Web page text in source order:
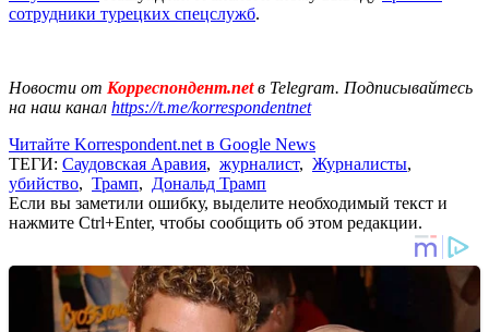
сотрудники турецких спецслужб.
Новости от Корреспондент.netв Telegram. Подписывайтесь
на наш канал https://t.me/korrespondentnet
Читайте Korrespondent.net в Google News
ТЕГИ: Саудовская Аравия, журналист, Журналисты,
убийство, Трамп, Дональд Трамп
Если вы заметили ошибку, выделите необходимый текст и
нажмите Ctrl+Enter, чтобы сообщить об этом редакции.